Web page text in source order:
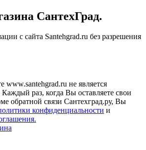
СантехГрад.
с сайта Santehgrad.ru без разрешения
www.santehgrad.ru не является
раз, когда Вы оставляете свои
обратной связи Сантехград.ру, Вы
конфиденциальности и